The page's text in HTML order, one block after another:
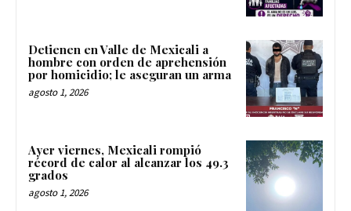
Detienen en Valle de Mexicali a
hombre con orden de aprehensión
por homicidio; le aseguran un arma
agosto 1, 2026
Ayer viernes, Mexicali rompió
récord de calor al alcanzar los 49.3
grados
agosto 1, 2026